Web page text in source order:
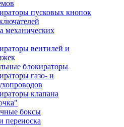
пусковых кнопок
механических
вентилей и
блокираторы
газо- и
клапана
боксы
переноска